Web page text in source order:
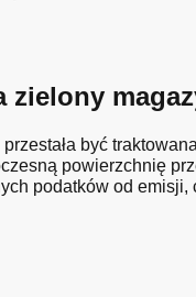
być
powierzchnię
podatków od